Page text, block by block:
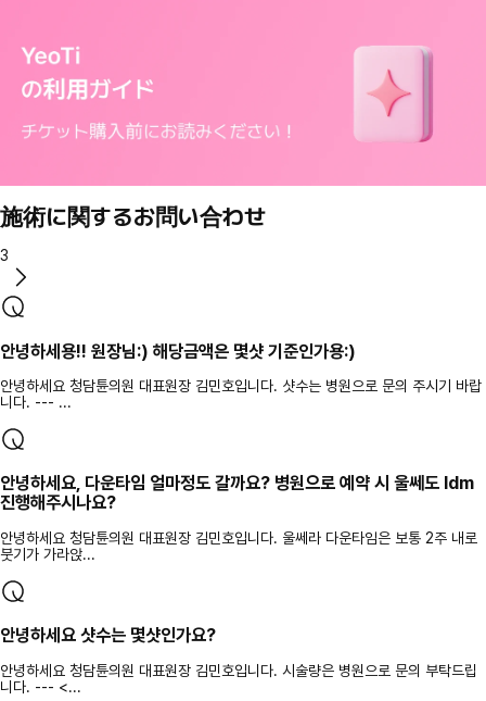
施術に関するお問い合わせ
3
안녕하세용!! 원장님:) 해당금액은 몇샷 기준인가용:)
안녕하세요 청담튠의원 대표원장 김민호입니다. 샷수는 병원으로 문의 주시기 바랍
니다. --- ...
안녕하세요, 다운타임 얼마정도 갈까요? 병원으로 예약 시 울쎄도 ldm
진행해주시나요?
안녕하세요 청담튠의원 대표원장 김민호입니다. 울쎄라 다운타임은 보통 2주 내로
붓기가 가라앉...
안녕하세요 샷수는 몇샷인가요?
안녕하세요 청담튠의원 대표원장 김민호입니다. 시술량은 병원으로 문의 부탁드립
니다. --- <...